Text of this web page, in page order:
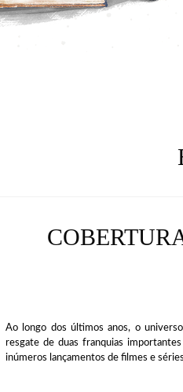
Ao longo dos últimos anos, o
resgate de duas franquias
inúmeros lançamentos de filmes e